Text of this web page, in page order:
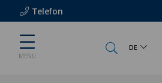
Telefon
MENU
DE